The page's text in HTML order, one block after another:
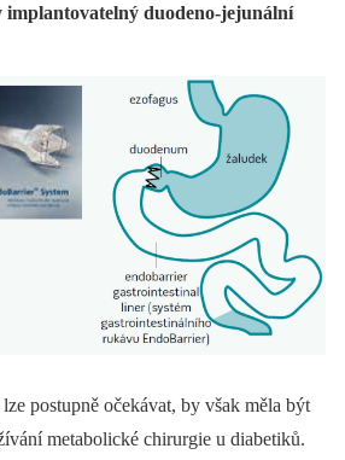
implantovatelný duodeno-jejunální
postupně očekávat, by však měla být
metabolické chirurgie u diabetiků.